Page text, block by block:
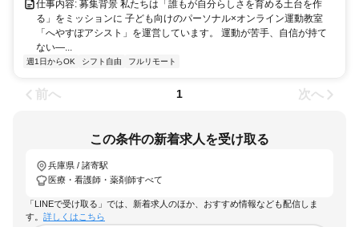
仕事内容: 募集背景 私たちは「誰もが自分らしさを育める土台を作
る」をミッションに 子ども向けのパーソナル×オンライン運動教室
「へやすぽアシスト」を運営しています。 運動が苦手、自信が持て
ない—...
週1日からOK シフト自由 フルリモート
前へ 1 次へ
この条件の新着求人を受け取る
兵庫県 / 諸寄駅
医療・看護師・薬剤師すべて
「LINEで受け取る」では、新着求人のほか、おすすめ情報なども配信しま
す。 詳しくはこちら